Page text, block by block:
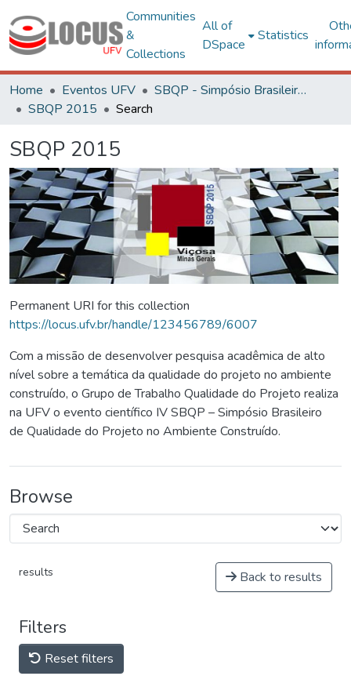
Communities
&
Collections
All of
DSpace
Statistics
Home Eventos UFV
SBQP - Simpósio Brasileiro de Qualidade do Projeto no Ambiente Construído
SBQP 2015
Search
SBQP 2015
Permanent URI for this collection
https://locus.ufv.br/handle/123456789/6007
Com a missão de desenvolver pesquisa acadêmica de alto
nível sobre a temática da qualidade do projeto no ambiente
construído, o Grupo de Trabalho Qualidade do Projeto realiza
na UFV o evento científico IV SBQP – Simpósio Brasileiro
de Qualidade do Projeto no Ambiente Construído.
Browse
results Back to results
Filters
Reset filters